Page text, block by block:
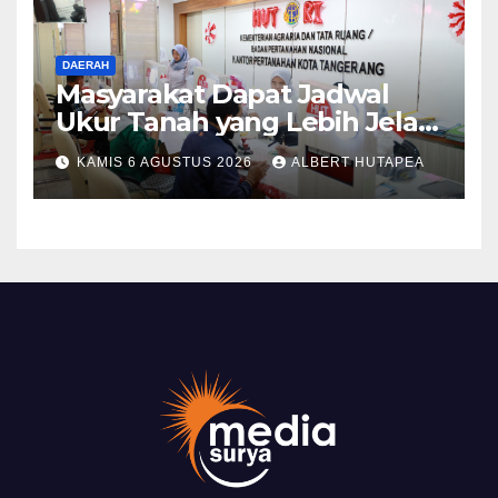
DAERAH
Masyarakat Dapat Jadwal
Ukur Tanah yang Lebih Jelas
Berkat Layanan Pengukuran
Terjadwal
KAMIS 6 AGUSTUS 2026 ALBERT HUTAPEA